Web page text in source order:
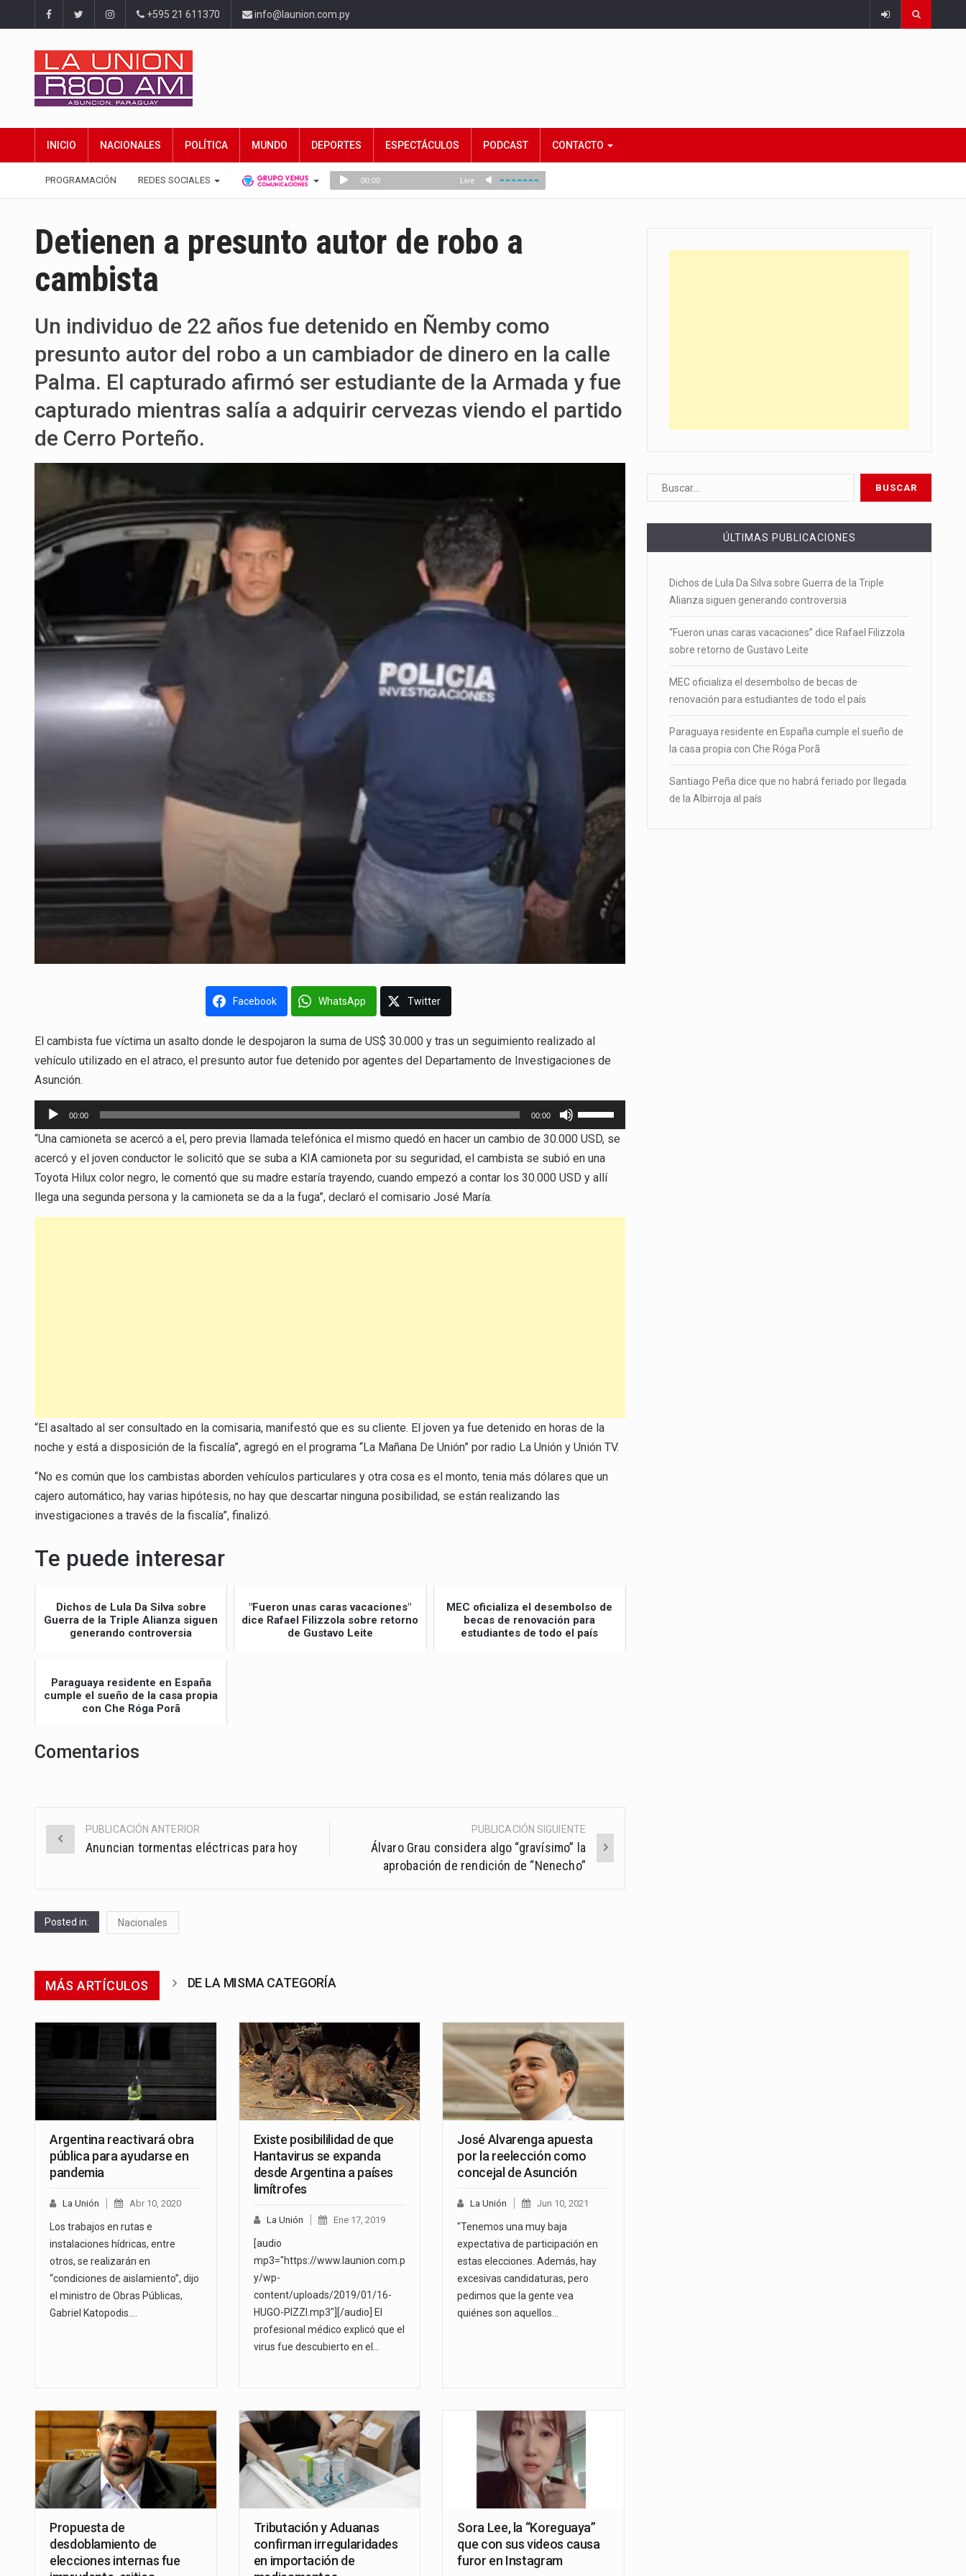
+595 21 611370 info@launion.com.py
INICIO NACIONALES POLÍTICA MUNDO DEPORTES ESPECTÁCULOS PODCAST CONTACTO
PROGRAMACIÓN REDES SOCIALES
Detienen a presunto autor de robo a
cambista
Un individuo de 22 años fue detenido en Ñemby como
presunto autor del robo a un cambiador de dinero en la calle
Palma. El capturado afirmó ser estudiante de la Armada y fue
capturado mientras salía a adquirir cervezas viendo el partido
de Cerro Porteño.
Facebook WhatsApp Twitter
El cambista fue víctima un asalto donde le despojaron la suma de US$ 30.000 y tras un seguimiento realizado al
vehículo utilizado en el atraco, el presunto autor fue detenido por agentes del Departamento de Investigaciones de
Asunción.
Reproductor
de
audio
00:00 00:00
las
teclas
de
flecha
para
“Una camioneta se acercó a el, pero previa llamada telefónica el mismo quedó en hacer un cambio de 30.000 USD, se
acercó y el joven conductor le solicitó que se suba a KIA camioneta por su seguridad, el cambista se subió en una
Toyota Hilux color negro, le comentó que su madre estaría trayendo, cuando empezó a contar los 30.000 USD y allí
llega una segunda persona y la camioneta se da a la fuga”, declaró el comisario José María.
“El asaltado al ser consultado en la comisaria, manifestó que es su cliente. El joven ya fue detenido en horas de la
noche y está a disposición de la fiscalía”, agregó en el programa “La Mañana De Unión” por radio La Unión y Unión TV.
“No es común que los cambistas aborden vehículos particulares y otra cosa es el monto, tenia más dólares que un
cajero automático, hay varias hipótesis, no hay que descartar ninguna posibilidad, se están realizando las
investigaciones a través de la fiscalía”, finalizó.
Te puede interesar
Dichos de Lula Da Silva sobre
Guerra de la Triple Alianza siguen
generando controversia
"Fueron unas caras vacaciones"
dice Rafael Filizzola sobre retorno
de Gustavo Leite
MEC oficializa el desembolso de
becas de renovación para
estudiantes de todo el país
Paraguaya residente en España
cumple el sueño de la casa propia
con Che Róga Porã
Comentarios
Post
PUBLICACIÓN ANTERIOR
Anuncian tormentas eléctricas para hoy
PUBLICACIÓN SIGUIENTE
Álvaro Grau considera algo “gravísimo” la
aprobación de rendición de “Nenecho”
Posted in: Nacionales
MÁS ARTÍCULOS DE LA MISMA CATEGORÍA
Argentina reactivará obra
pública para ayudarse en
pandemia
La Unión Abr 10, 2020
Los trabajos en rutas e
instalaciones hídricas, entre
otros, se realizarán en
“condiciones de aislamiento”, dijo
el ministro de Obras Públicas,
Gabriel Katopodis.…
Existe posibililidad de que
Hantavirus se expanda
desde Argentina a países
limítrofes
La Unión Ene 17, 2019
[audio
mp3="https://www.launion.com.p
y/wp-
content/uploads/2019/01/16-
HUGO-PIZZI.mp3"][/audio] El
profesional médico explicó que el
virus fue descubierto en el…
José Alvarenga apuesta
por la reelección como
concejal de Asunción
La Unión Jun 10, 2021
"Tenemos una muy baja
expectativa de participación en
estas elecciones. Además, hay
excesivas candidaturas, pero
pedimos que la gente vea
quiénes son aquellos…
Propuesta de
desdoblamiento de
elecciones internas fue
Tributación y Aduanas
confirman irregularidades
en importación de
Sora Lee, la “Koreguaya”
que con sus videos causa
furor en Instagram
ÚLTIMAS PUBLICACIONES
Dichos de Lula Da Silva sobre Guerra de la Triple
Alianza siguen generando controversia
“Fueron unas caras vacaciones” dice Rafael Filizzola
sobre retorno de Gustavo Leite
MEC oficializa el desembolso de becas de
renovación para estudiantes de todo el país
Paraguaya residente en España cumple el sueño de
la casa propia con Che Róga Porã
Santiago Peña dice que no habrá feriado por llegada
de la Albirroja al país